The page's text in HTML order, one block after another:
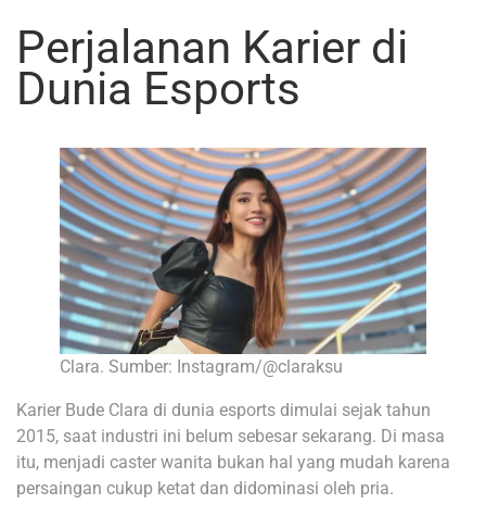
Perjalanan Karier di
Dunia Esports
Clara. Sumber: Instagram/@claraksu
Karier Bude Clara di dunia esports dimulai sejak tahun
2015, saat industri ini belum sebesar sekarang. Di masa
itu, menjadi caster wanita bukan hal yang mudah karena
persaingan cukup ketat dan didominasi oleh pria.